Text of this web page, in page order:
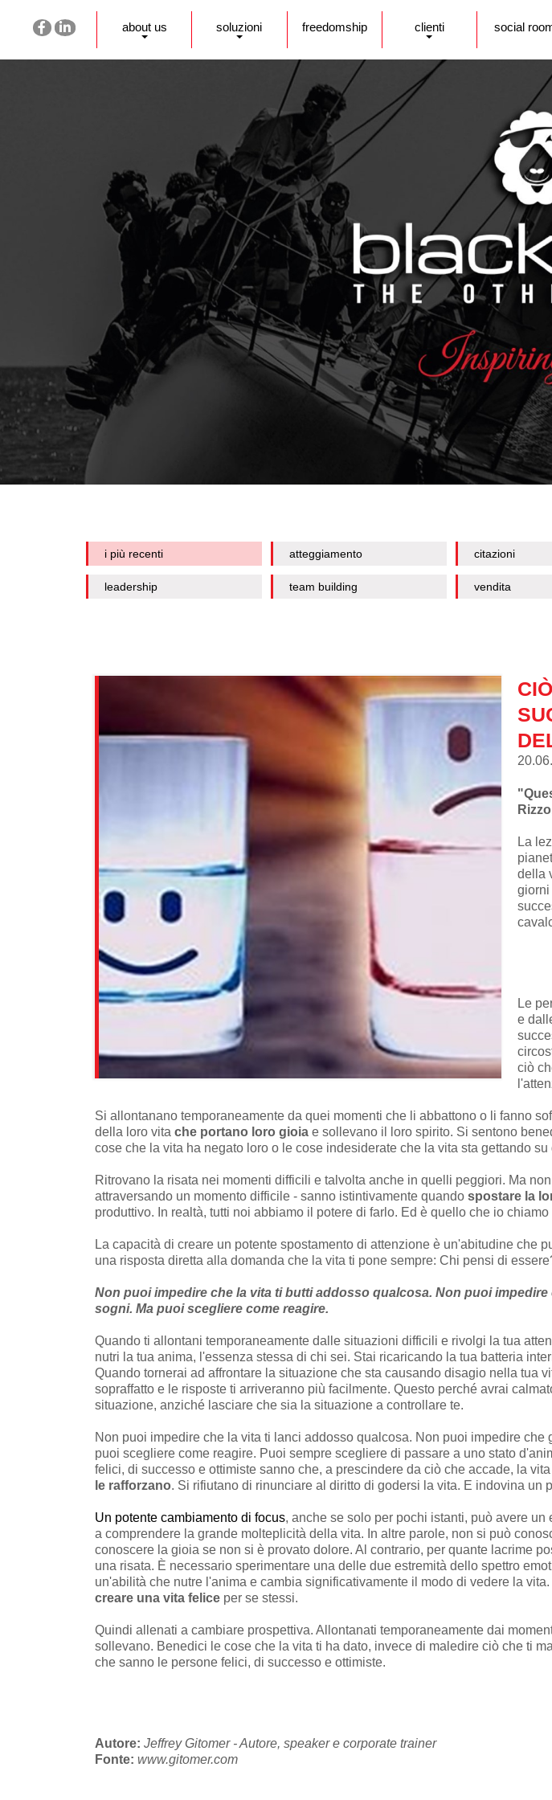
about us soluzioni freedomship clienti social
i più recenti atteggiamento citazioni
leadership team building vendita
La
della
giorni
Le
e
ciò
Si allontanano temporaneamente da quei momenti che li abbattono o li fanno
della loro vita che portano loro gioia e sollevano il loro spirito. Si sentono
cose che la vita ha negato loro o le cose indesiderate che la vita sta gettando su
Ritrovano la risata nei momenti difficili e talvolta anche in quelli peggiori. Ma
attraversando un momento difficile - sanno istintivamente quando spostare la
produttivo. In realtà, tutti noi abbiamo il potere di farlo. Ed è quello che io
La capacità di creare un potente spostamento di attenzione è un'abitudine che
una risposta diretta alla domanda che la vita ti pone sempre: Chi pensi di
Non puoi impedire che la vita ti butti addosso qualcosa. Non puoi
sogni. Ma puoi scegliere come reagire.
Quando ti allontani temporaneamente dalle situazioni difficili e rivolgi la tua
nutri la tua anima, l'essenza stessa di chi sei. Stai ricaricando la tua batteria
Quando tornerai ad affrontare la situazione che sta causando disagio nella tua
sopraffatto e le risposte ti arriveranno più facilmente. Questo perché avrai
situazione, anziché lasciare che sia la situazione a controllare te.
Non puoi impedire che la vita ti lanci addosso qualcosa. Non puoi impedire
puoi scegliere come reagire. Puoi sempre scegliere di passare a uno stato
felici, di successo e ottimiste sanno che, a prescindere da ciò che accade, la
le rafforzano. Si rifiutano di rinunciare al diritto di godersi la vita. E indovina un
Un potente cambiamento di focus, anche se solo per pochi istanti, può avere un
a comprendere la grande molteplicità della vita. In altre parole, non si può
conoscere la gioia se non si è provato dolore. Al contrario, per quante lacrime
una risata. È necessario sperimentare una delle due estremità dello spettro
un'abilità che nutre l'anima e cambia significativamente il modo di vedere la
creare una vita felice per se stessi.
Quindi allenati a cambiare prospettiva. Allontanati temporaneamente dai
sollevano. Benedici le cose che la vita ti ha dato, invece di maledire ciò che ti
che sanno le persone felici, di successo e ottimiste.
Autore: Jeffrey Gitomer - Autore, speaker e corporate trainer
Fonte: www.gitomer.com